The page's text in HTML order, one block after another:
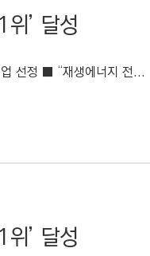
’ 달성
선정 ■ “재생에너지 전...
’ 달성